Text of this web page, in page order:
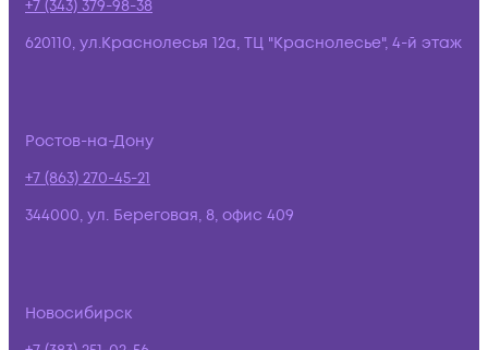
+7 (343) 379-98-38
620110, ул.Краснолесья 12а, ТЦ "Краснолесье", 4-й этаж
Ростов-на-Дону
+7 (863) 270-45-21
344000, ул. Береговая, 8, офис 409
Новосибирск